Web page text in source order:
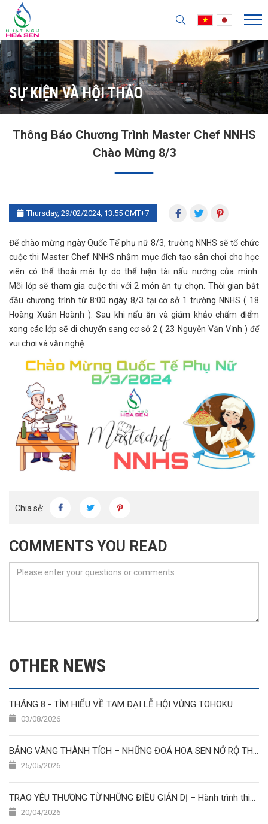
SỰ KIỆN VÀ HỘI THẢO
Thông Báo Chương Trình Master Chef NNHS
Chào Mừng 8/3
Thursday, 29/02/2024, 13:55 GMT+7
Để chào mừng ngày Quốc Tế phụ nữ 8/3, trường NNHS sẽ tổ chức
cuộc thi Master Chef NNHS nhằm mục đích tạo sân chơi cho học
viên có thể thoải mái tự do thể hiện tài nấu nướng của mình.
Mỗi lớp sẽ tham gia cuộc thi với 2 món ăn tự chọn. Thời gian bắt
đầu chương trình từ 8:00 ngày 8/3 tại cơ sở 1 trường NNHS ( 18
Hoàng Xuân Hoành ). Sau khi nấu ăn và giám khảo chấm điểm
xong các lớp sẽ di chuyển sang cơ sở 2 ( 23 Nguyễn Văn Vịnh ) để
vui chơi và văn nghệ.
Chia sẻ:
COMMENTS YOU READ
OTHER NEWS
THÁNG 8 - TÌM HIỂU VỀ TAM ĐẠI LỄ HỘI VÙNG TOHOKU
03/08/2026
BẢNG VÀNG THÀNH TÍCH – NHỮNG ĐOÁ HOA SEN NỞ RỘ THÁNG 5/2026 ????✨????
25/05/2026
TRAO YÊU THƯƠNG TỪ NHỮNG ĐIỀU GIẢN DỊ – Hành trình thiện nguyện của học viên Nhật Ngữ Hoa Sen
20/04/2026